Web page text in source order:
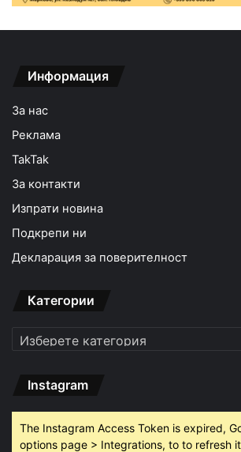
Информация
За нас
Реклама
TakTak
За контакти
Изпрати новина
Подкрепи ни
Декларация за поверителност
Категории
Категории
Instagram
The Instagram Access Token is expired,
options page > Integrations, to to refresh